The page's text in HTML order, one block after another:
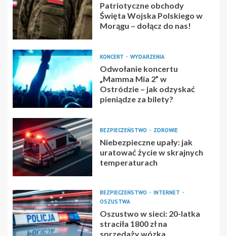
Patriotyczne obchody
Święta Wojska Polskiego w
Morągu – dołącz do nas!
KONCERT WYDARZENIA
Odwołanie koncertu
„Mamma Mia 2” w
Ostródzie – jak odzyskać
pieniądze za bilety?
BEZPIECZEŃSTWO ZDROWIE
Niebezpieczne upały: jak
uratować życie w skrajnych
temperaturach
BEZPIECZEŃSTWO
INTERNET
OSZUSTWA
Oszustwo w sieci: 20-latka
straciła 1800 zł na
sprzedaży wózka